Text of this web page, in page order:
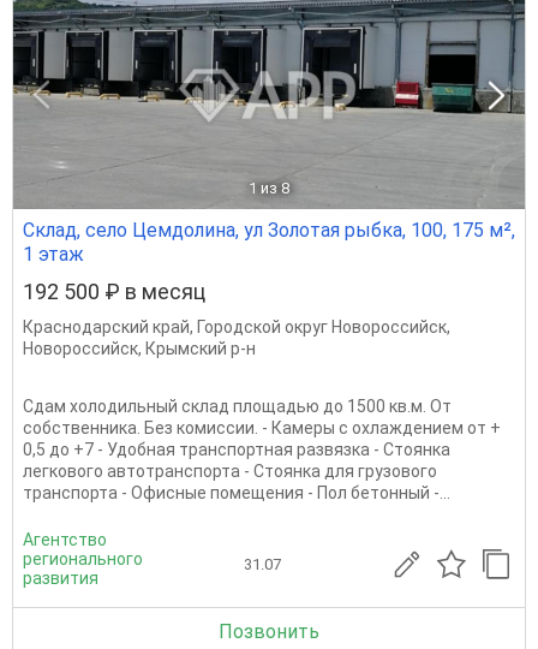
1 из 8
Склад, село Цемдолина, ул Золотая рыбка, 100, 175 м²,
1 этаж
192 500 ₽ в месяц
Краснодарский край, Городской округ Новороссийск,
Новороссийск, Крымский р-н
Сдам холодильный склад площадью до 1500 кв.м. От
собственника. Без комиссии. - Камеры с охлаждением от +
0,5 до +7 - Удобная транспортная развязка - Стоянка
легкового автотранспорта - Стоянка для грузового
транспорта - Офисные помещения - Пол бетонный -...
Агентство
регионального
развития
31.07
Позвонить